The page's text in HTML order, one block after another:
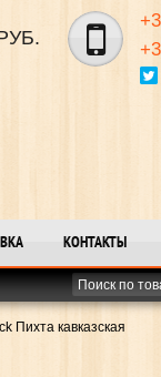
КОНТАКТЫ
Пихта кавказская